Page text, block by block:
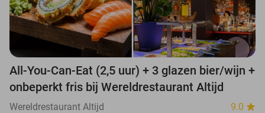
All-You-Can-Eat (2,5 uur) + 3 glazen bier/wijn +
onbeperkt fris bij Wereldrestaurant Altijd
Wereldrestaurant Altijd
9.0